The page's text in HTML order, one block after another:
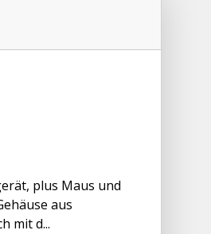
plus Maus und
aus
mit d...